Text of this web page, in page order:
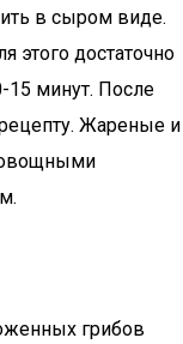
в сыром виде.
этого достаточно
15 минут. После
Жареные и
овощными
грибов